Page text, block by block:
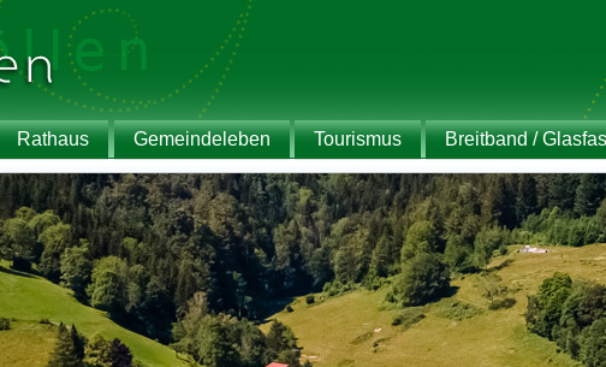
Rathaus Gemeindeleben Tourismus Breitband /